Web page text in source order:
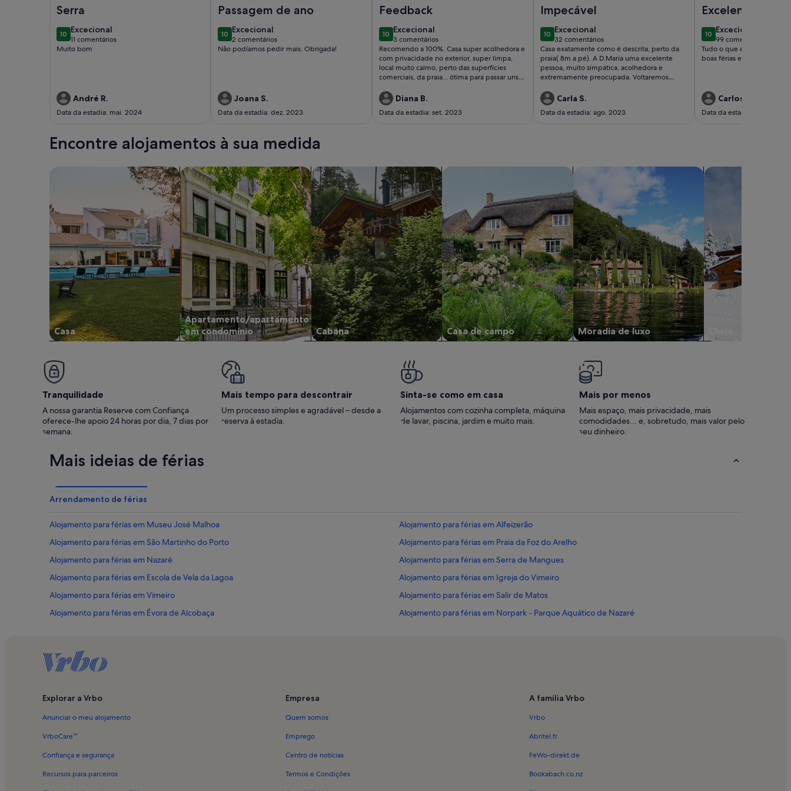
Serra
1010 de 10
Excecional
excecional
11 comentários
(11
Muito bom
André R.
Data da estadia: mai. 2024
Passagem de ano
1010 de 10
Excecional
excecional
2 comentários
(2
comentários)
Não podíamos pedir mais. Obrigada!
Joana S.
Data da estadia: dez. 2023
Feedback
1010 de 10
Excecional
excecional
3 comentários
(3
comentários)
Recomendo a 100%. Casa super acolhedora e
com privacidade no exterior, super limpa,
local muito calmo, perto das superfícies
comerciais, da praia... ótima para passar uns
simpática e acessível. Tudo top.
Diana B.
Data da estadia: set. 2023
Impecável
1010 de 10
Excecional
excecional
32 comentários
(32
comentários)
Casa exatamente como é descrita, perto da
praia( 8m a pé). A D.Maria uma excelente
pessoa, muito simpática, acolhedora e
extremamente preocupada. Voltaremos
Carla S.
Data da estadia: ago. 2023
Excelente
1010 de 10
Excecional
excecional
99 comentários
(99
comentários)
Tudo o que é necessário
boas férias em família.
Carlos R.
Data da estadia: jun. 2021
Encontre alojamentos à sua medida
Casa
Apartamento/apartamento
em condomínio
Pesquisar apartamentos/apartamentos em condomínio
Cabana
pesquisar cabanas
Casa de campo
pesquisar cassas de campo
Moradia de luxo
pesquisar moradias de luxo pesquisar chalés
Tranquilidade
A nossa garantia Reserve com Confiança
oferece-lhe apoio 24 horas por dia, 7 dias por
semana.
Mais tempo para descontrair
Um processo simples e agradável – desde a
reserva à estadia.
Sinta-se como em casa
Alojamentos com cozinha completa, máquina
de lavar, piscina, jardim e muito mais.
Mais por menos
Mais espaço, mais privacidade, mais
comodidades... e, sobretudo, mais valor pelo
seu dinheiro.
Mais ideias de férias
Arrendamento de férias
Alojamento para férias em Museu José Malhoa
Alojamento para férias em Alfeizerão
Alojamento para férias em São Martinho do Porto
Alojamento para férias em Praia da Foz do Arelho
Alojamento para férias em Nazaré
Alojamento para férias em Serra de Mangues
Alojamento para férias em Escola de Vela da Lagoa
Alojamento para férias em Igreja do Vimeiro
Alojamento para férias em Vimeiro
Alojamento para férias em Salir de Matos
Alojamento para férias em Évora de Alcobaça
Alojamento para férias em Norpark - Parque Aquático de Nazaré
Alojamento para férias em Casalinho
Alojamento para férias em Tornada
Alojamento para férias em Mosteiro de Alcobaça
Alojamento para férias em Monte de São Bartolomeu
Alojamento para férias em Nadadouro
Alojamento para férias em Casais da Fragosa
Alojamento para férias em Santo Onofre e Serra do Bouro
Alojamento para férias em Parque Dom Carlos I
Alojamento para férias em Casal do Pardo
Alojamento para férias em Carvalhal Benfeito
Explorar a Vrbo
Anunciar o meu alojamento
VrboCare™
Confiança e segurança
Recursos para parceiros
Empresa
Quem somos
Emprego
Centro de notícias
Termos e Condições
A família Vrbo
Vrbo
Abritel.fr
FeWo-direkt.de
Bookabach.co.nz